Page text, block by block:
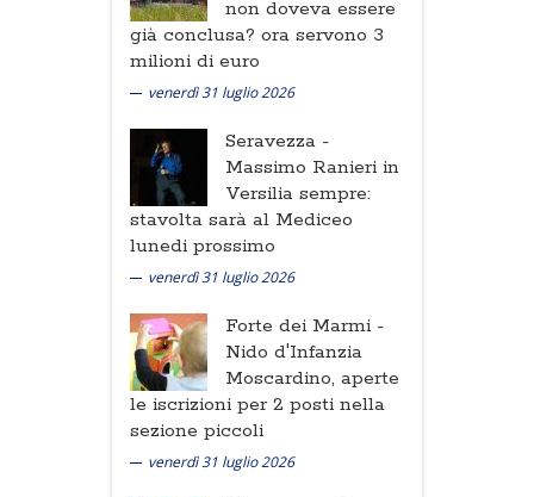
non doveva essere
già conclusa? ora servono 3
milioni di euro
venerdì 31 luglio 2026
Seravezza -
Massimo Ranieri in
Versilia sempre:
stavolta sarà al Mediceo
lunedi prossimo
venerdì 31 luglio 2026
Forte dei Marmi -
Nido d'Infanzia
Moscardino, aperte
le iscrizioni per 2 posti nella
sezione piccoli
venerdì 31 luglio 2026